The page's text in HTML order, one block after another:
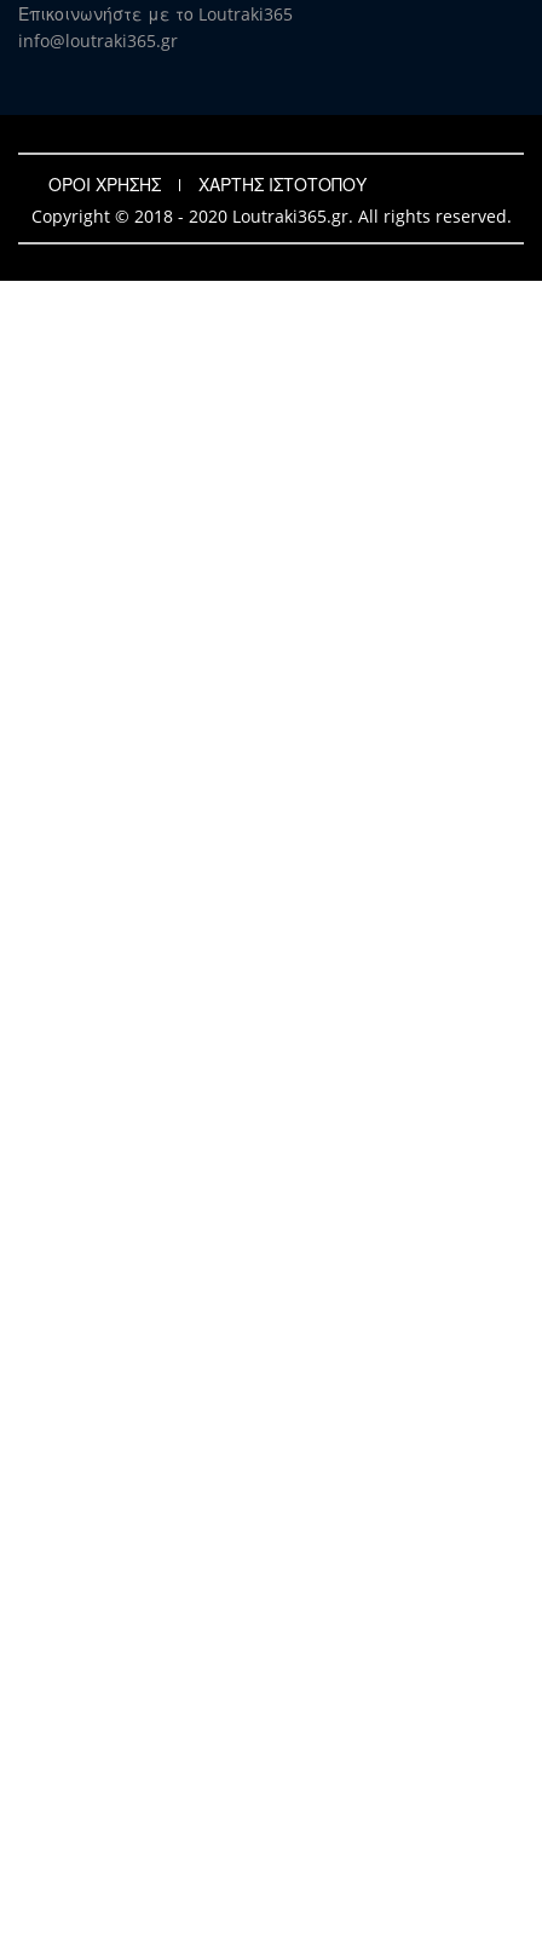
Επικοινωνήστε με το Loutraki365
info@loutraki365.gr
ΟΡΟΙ ΧΡΗΣΗΣ
ΧΑΡΤΗΣ ΙΣΤΟΤΟΠΟΥ
Copyright © 2018 - 2020 Loutraki365.gr. All rights reserved.